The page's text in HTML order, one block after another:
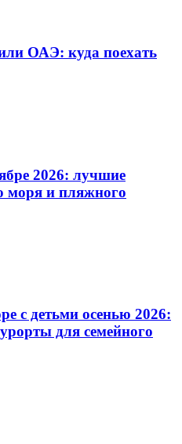
ОАЭ: куда поехать
2026: лучшие
моря и пляжного
с детьми осенью 2026:
для семейного